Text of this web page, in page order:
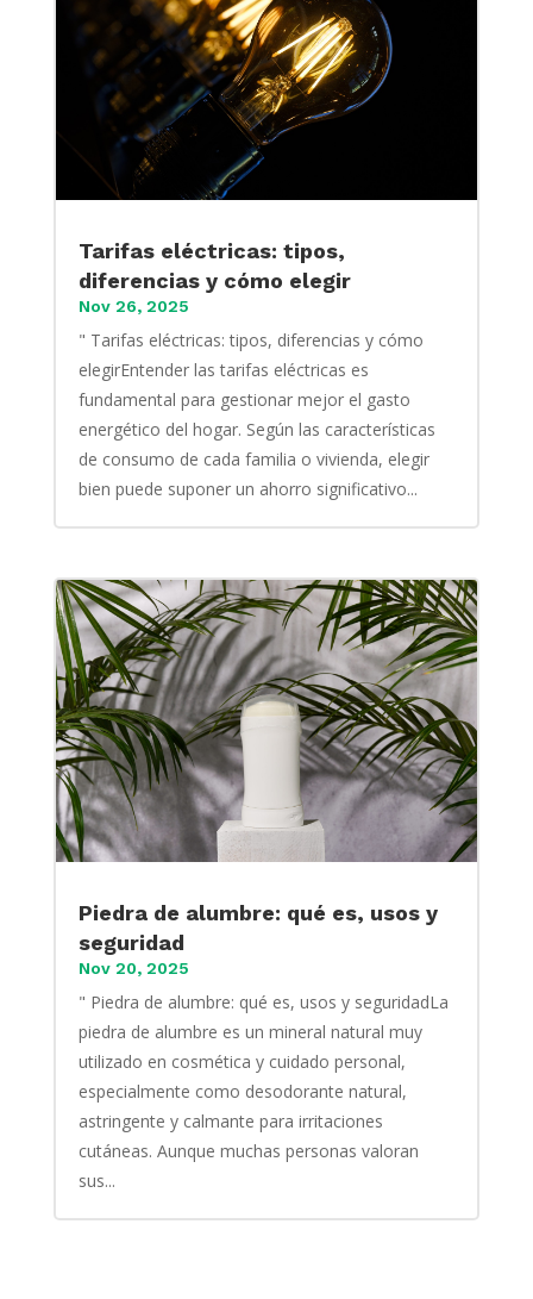
Tarifas eléctricas: tipos,
diferencias y cómo elegir
Nov 26, 2025
" Tarifas eléctricas: tipos, diferencias y cómo
elegirEntender las tarifas eléctricas es
fundamental para gestionar mejor el gasto
energético del hogar. Según las características
de consumo de cada familia o vivienda, elegir
bien puede suponer un ahorro significativo...
Piedra de alumbre: qué es, usos y
seguridad
Nov 20, 2025
" Piedra de alumbre: qué es, usos y seguridadLa
piedra de alumbre es un mineral natural muy
utilizado en cosmética y cuidado personal,
especialmente como desodorante natural,
astringente y calmante para irritaciones
cutáneas. Aunque muchas personas valoran
sus...